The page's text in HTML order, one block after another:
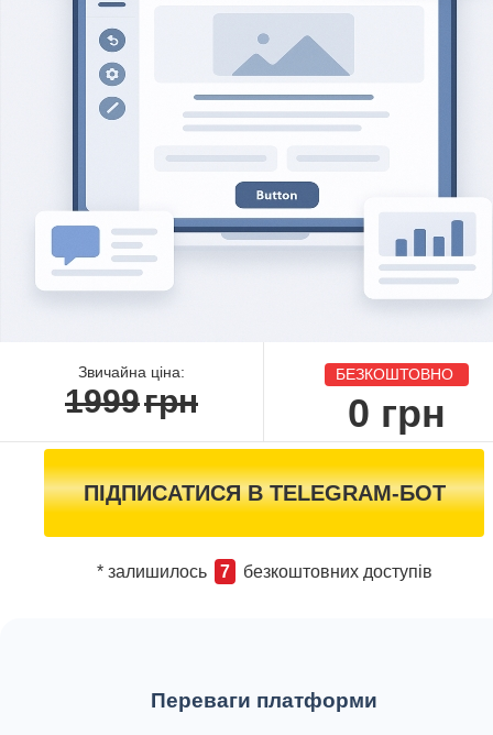
Звичайна ціна:
1999грн
БЕЗКОШТОВНО
0 грн
ПІДПИСАТИСЯ В TELEGRAM-БОТ
* залишилось 7 безкоштовних доступів
Переваги платформи